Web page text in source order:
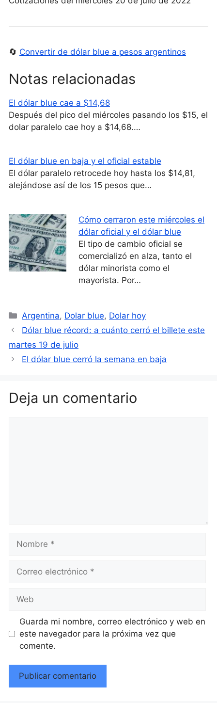
🔄 Convertir de dólar blue a pesos argentinos
Notas relacionadas
El dólar blue cae a $14,68
Después del pico del miércoles pasando los $15, el
dolar paralelo cae hoy a $14,68.…
El dólar blue en baja y el oficial estable
El dólar paralelo retrocede hoy hasta los $14,81,
alejándose así de los 15 pesos que…
Cómo cerraron este miércoles el
dólar oficial y el dólar blue
El tipo de cambio oficial se
comercializó en alza, tanto el
dólar minorista como el
mayorista. Por…
Categorías
Argentina, Dolar blue, Dolar hoy
Dólar blue récord: a cuánto cerró el billete este
martes 19 de julio
El dólar blue cerró la semana en baja
Deja un comentario
Nombre
Correo
Web
Guarda mi nombre, correo electrónico y web en
este navegador para la próxima vez que
comente.